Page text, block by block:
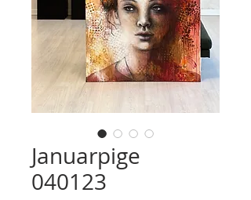
Januarpige
040123